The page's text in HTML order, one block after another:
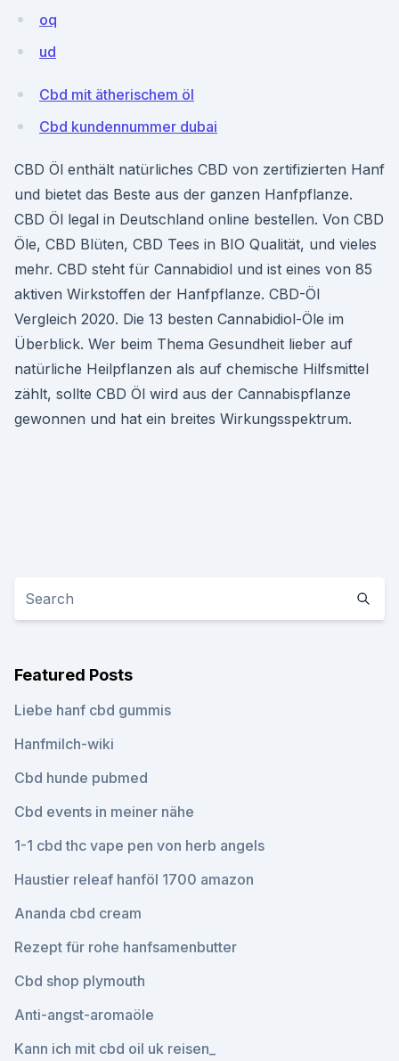
oq
ud
Cbd mit ätherischem öl
Cbd kundennummer dubai
CBD Öl enthält natürliches CBD von zertifizierten Hanf
und bietet das Beste aus der ganzen Hanfpflanze.
CBD Öl legal in Deutschland online bestellen. Von CBD
Öle, CBD Blüten, CBD Tees in BIO Qualität, und vieles
mehr. CBD steht für Cannabidiol und ist eines von 85
aktiven Wirkstoffen der Hanfpflanze. CBD-Öl
Vergleich 2020. Die 13 besten Cannabidiol-Öle im
Überblick. Wer beim Thema Gesundheit lieber auf
natürliche Heilpflanzen als auf chemische Hilfsmittel
zählt, sollte CBD Öl wird aus der Cannabispflanze
gewonnen und hat ein breites Wirkungsspektrum.
Featured Posts
Liebe hanf cbd gummis
Hanfmilch-wiki
Cbd hunde pubmed
Cbd events in meiner nähe
1-1 cbd thc vape pen von herb angels
Haustier releaf hanföl 1700 amazon
Ananda cbd cream
Rezept für rohe hanfsamenbutter
Cbd shop plymouth
Anti-angst-aromaöle
Kann ich mit cbd oil uk reisen_